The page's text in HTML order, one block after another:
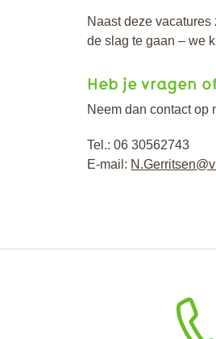
Naast deze
de slag te gaan – we
Heb je vragen
Neem dan contact op
Tel.: 06 30562743
E-mail: